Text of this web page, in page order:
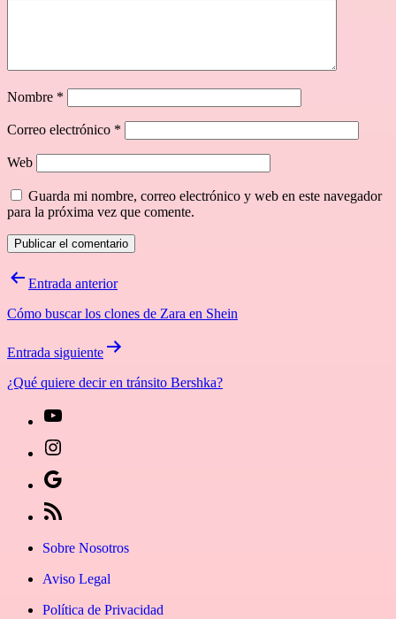
Nombre *
Correo electrónico *
Web
Guarda mi nombre, correo electrónico y web en este navegador
para la próxima vez que comente.
Navegación
de
entradas
Entrada anterior
Cómo buscar los clones de Zara en Shein
Entrada siguiente
¿Qué quiere decir en tránsito Bershka?
instagram»]
fa-
youtube»]
Google
News
icon
icon=»fa
fa-
Sobre Nosotros
Aviso Legal
Política de Privacidad